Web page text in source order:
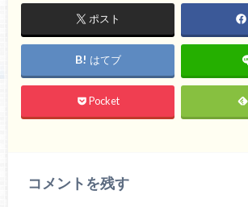
ポスト
はてブ
Pocket
コメントを残す